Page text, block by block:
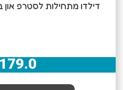
דילדו מתחילות לסטרפ און
179.0